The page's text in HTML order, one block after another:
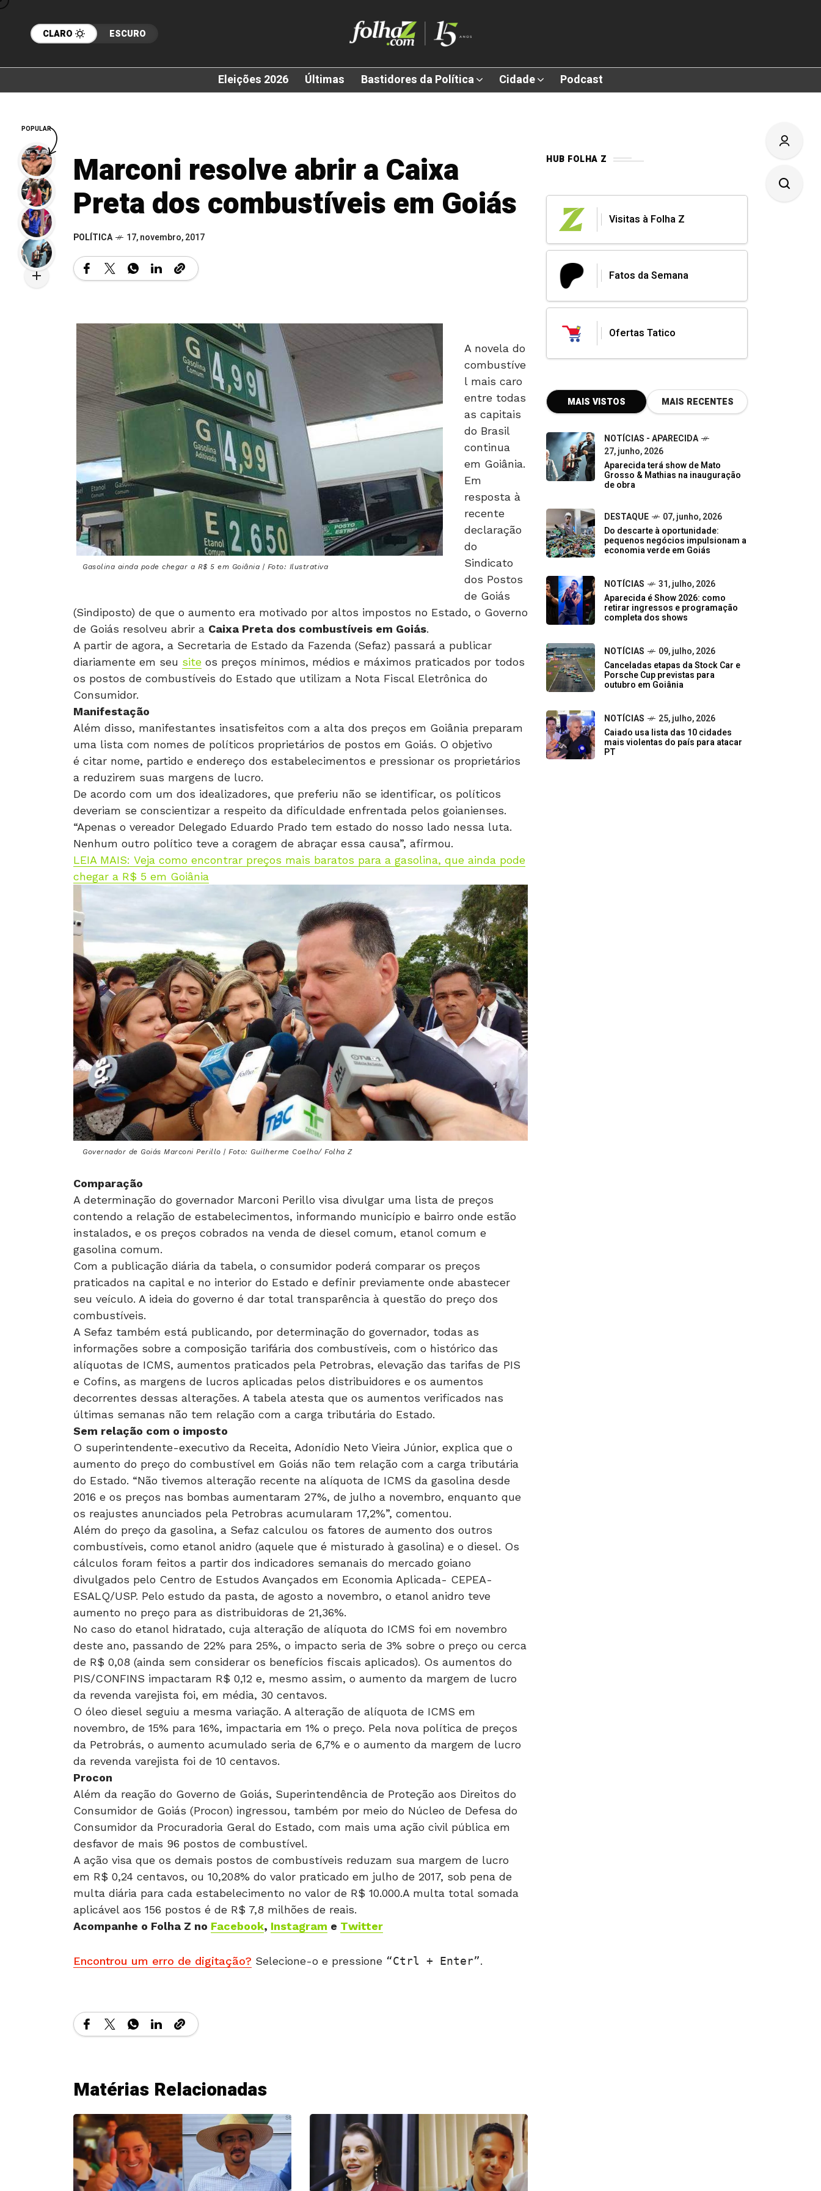
CLARO ESCURO
Eleições 2026 Últimas Bastidores da Política Cidade Podcast
Marconi resolve abrir a Caixa
Preta dos combustíveis em Goiás
POLÍTICA 17, novembro, 2017
Gasolina ainda pode chegar a R$ 5 em Goiânia | Foto: Ilustrativa
A novela do
combustíve
l mais caro
entre todas
as capitais
do Brasil
continua
em Goiânia.
Em
resposta à
recente
declaração
do
Sindicato
dos Postos
de Goiás
(Sindiposto) de que o aumento era motivado por altos impostos no Estado, o Governo
de Goiás resolveu abrir a Caixa Preta dos combustíveis em Goiás.
A partir de agora, a Secretaria de Estado da Fazenda (Sefaz) passará a publicar
diariamente em seu site os preços mínimos, médios e máximos praticados por todos
os postos de combustíveis do Estado que utilizam a Nota Fiscal Eletrônica do
Consumidor.
Manifestação
Além disso, manifestantes insatisfeitos com a alta dos preços em Goiânia preparam
uma lista com nomes de políticos proprietários de postos em Goiás. O objetivo
é citar nome, partido e endereço dos estabelecimentos e pressionar os proprietários
a reduzirem suas margens de lucro.
De acordo com um dos idealizadores, que preferiu não se identificar, os políticos
deveriam se conscientizar a respeito da dificuldade enfrentada pelos goianienses.
“Apenas o vereador Delegado Eduardo Prado tem estado do nosso lado nessa luta.
Nenhum outro político teve a coragem de abraçar essa causa”, afirmou.
LEIA MAIS: Veja como encontrar preços mais baratos para a gasolina, que ainda pode
chegar a R$ 5 em Goiânia
Governador de Goiás Marconi Perillo | Foto: Guilherme Coelho/ Folha Z
Comparação
A determinação do governador Marconi Perillo visa divulgar uma lista de preços
contendo a relação de estabelecimentos, informando município e bairro onde estão
instalados, e os preços cobrados na venda de diesel comum, etanol comum e
gasolina comum.
Com a publicação diária da tabela, o consumidor poderá comparar os preços
praticados na capital e no interior do Estado e definir previamente onde abastecer
seu veículo. A ideia do governo é dar total transparência à questão do preço dos
combustíveis.
A Sefaz também está publicando, por determinação do governador, todas as
informações sobre a composição tarifária dos combustíveis, com o histórico das
alíquotas de ICMS, aumentos praticados pela Petrobras, elevação das tarifas de PIS
e Cofins, as margens de lucros aplicadas pelos distribuidores e os aumentos
decorrentes dessas alterações. A tabela atesta que os aumentos verificados nas
últimas semanas não tem relação com a carga tributária do Estado.
Sem relação com o imposto
O superintendente-executivo da Receita, Adonídio Neto Vieira Júnior, explica que o
aumento do preço do combustível em Goiás não tem relação com a carga tributária
do Estado. “Não tivemos alteração recente na alíquota de ICMS da gasolina desde
2016 e os preços nas bombas aumentaram 27%, de julho a novembro, enquanto que
os reajustes anunciados pela Petrobras acumularam 17,2%”, comentou.
Além do preço da gasolina, a Sefaz calculou os fatores de aumento dos outros
combustíveis, como etanol anidro (aquele que é misturado à gasolina) e o diesel. Os
cálculos foram feitos a partir dos indicadores semanais do mercado goiano
divulgados pelo Centro de Estudos Avançados em Economia Aplicada- CEPEA-
ESALQ/USP. Pelo estudo da pasta, de agosto a novembro, o etanol anidro teve
aumento no preço para as distribuidoras de 21,36%.
No caso do etanol hidratado, cuja alteração de alíquota do ICMS foi em novembro
deste ano, passando de 22% para 25%, o impacto seria de 3% sobre o preço ou cerca
de R$ 0,08 (ainda sem considerar os benefícios fiscais aplicados). Os aumentos do
PIS/CONFINS impactaram R$ 0,12 e, mesmo assim, o aumento da margem de lucro
da revenda varejista foi, em média, 30 centavos.
O óleo diesel seguiu a mesma variação. A alteração de alíquota de ICMS em
novembro, de 15% para 16%, impactaria em 1% o preço. Pela nova política de preços
da Petrobrás, o aumento acumulado seria de 6,7% e o aumento da margem de lucro
da revenda varejista foi de 10 centavos.
Procon
Além da reação do Governo de Goiás, Superintendência de Proteção aos Direitos do
Consumidor de Goiás (Procon) ingressou, também por meio do Núcleo de Defesa do
Consumidor da Procuradoria Geral do Estado, com mais uma ação civil pública em
desfavor de mais 96 postos de combustível.
A ação visa que os demais postos de combustíveis reduzam sua margem de lucro
em R$ 0,24 centavos, ou 10,208% do valor praticado em julho de 2017, sob pena de
multa diária para cada estabelecimento no valor de R$ 10.000.A multa total somada
aplicável aos 156 postos é de R$ 7,8 milhões de reais.
Acompanhe o Folha Z no Facebook, Instagram e Twitter
Encontrou um erro de digitação? Selecione-o e pressione Ctrl + Enter .
Matérias Relacionadas
HUB FOLHA Z
Visitas à Folha Z
Fatos da Semana
Ofertas Tatico
MAIS VISTOS MAIS RECENTES
NOTÍCIAS - APARECIDA
27, junho, 2026
Aparecida terá show de Mato
Grosso & Mathias na inauguração
de obra
DESTAQUE
07, junho, 2026
Do descarte à oportunidade:
pequenos negócios impulsionam a
economia verde em Goiás
NOTÍCIAS
31, julho, 2026
Aparecida é Show 2026: como
retirar ingressos e programação
completa dos shows
NOTÍCIAS
09, julho, 2026
Canceladas etapas da Stock Car e
Porsche Cup previstas para
outubro em Goiânia
NOTÍCIAS
25, julho, 2026
Caiado usa lista das 10 cidades
mais violentas do país para atacar
PT
POPULAR